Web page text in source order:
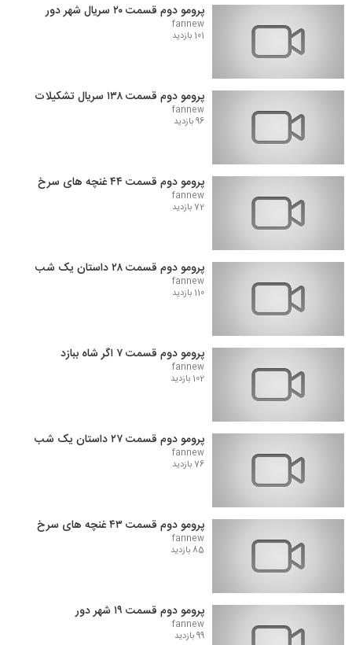
پرومو دوم قسمت ۲۰ سریال شهر دور
fannew
101 بازدید
پرومو دوم قسمت ۱۳۸ سریال تشکیلات
fannew
96 بازدید
پرومو دوم قسمت ۴۴ غنچه های سرخ
fannew
72 بازدید
پرومو دوم قسمت ۲۸ داستان یک شب
fannew
110 بازدید
پرومو دوم قسمت ۷ اگر شاه ببازد
fannew
102 بازدید
پرومو دوم قسمت ۲۷ داستان یک شب
fannew
76 بازدید
پرومو دوم قسمت ۴۳ غنچه های سرخ
fannew
85 بازدید
پرومو دوم قسمت ۱۹ شهر دور
fannew
99 بازدید